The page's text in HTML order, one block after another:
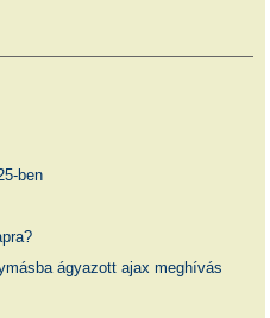
ben
ágyazott ajax meghívás